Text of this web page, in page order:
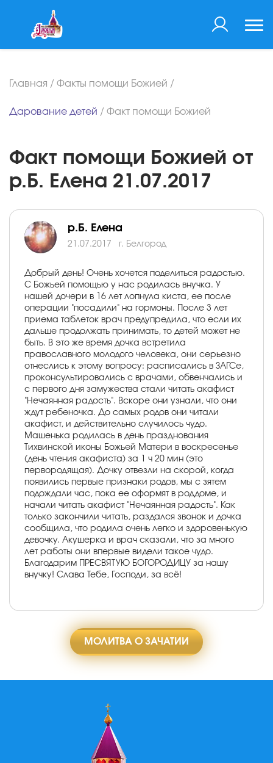
Главная / Факты помощи Божией /
Дарование детей / Факт помощи Божией
Факт помощи Божией от
р.Б. Елена 21.07.2017
р.Б. Елена
21.07.2017 г. Белгород
Добрый день! Очень хочется поделиться радостью.
С Божьей помощью у нас родилась внучка. У
нашей дочери в 16 лет лопнула киста, ее после
операции "посадили" на гормоны. После 3 лет
приема таблеток врач предупредила, что если их
дальше продолжать принимать, то детей может не
быть. В это же время дочка встретила
православного молодого человека, они серьезно
отнеслись к этому вопросу: расписались в ЗАГСе,
проконсультировались с врачами, обвенчались и
с первого дня замужества стали читать акафист
"Нечаянная радость". Вскоре они узнали, что они
ждут ребеночка. До самых родов они читали
акафист, и действительно случилось чудо.
Машенька родилась в день празднования
Тихвинской иконы Божьей Матери в воскресенье
(день чтения акафиста) за 1 ч 20 мин (это
первородящая). Дочку отвезли на скорой, когда
появились первые признаки родов, мы с зятем
подождали час, пока ее оформят в роддоме, и
начали читать акафист "Нечаянная радость". Как
только закончили читать, раздался звонок и дочка
сообщила, что родила очень легко и здоровенькую
девочку. Акушерка и врач сказали, что за много
лет работы они впервые видели такое чудо.
Благодарим ПРЕСВЯТУЮ БОГОРОДИЦУ за нашу
внучку! Слава Тебе, Господи, за всё!
МОЛИТВА О ЗАЧАТИИ